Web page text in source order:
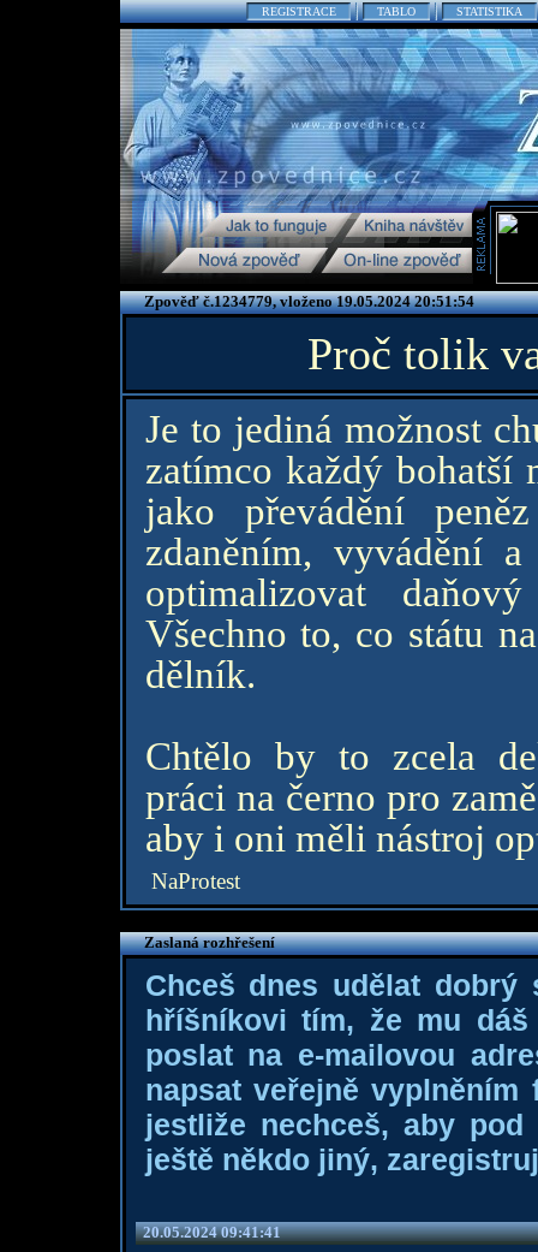
REGISTRACE TABLO STATISTIKA
Zpověď č.1234779, vloženo 19.05.2024 20:51:54
Proč tolik
Je to jediná možnost
zatímco každý bohatší
jako převádění
zdaněním, vyvádění
optimalizovat
Všechno to, co státu
dělník.
Chtělo by to zcela
práci na černo pro
aby i oni měli nástroj
NaProtest
Zaslaná rozhřešení
Chceš dnes udělat dobrý
hříšníkovi tím, že mu
poslat na e-mailovou
napsat veřejně
jestliže nechceš, aby
ještě někdo jiný,
20.05.2024 09:41:41